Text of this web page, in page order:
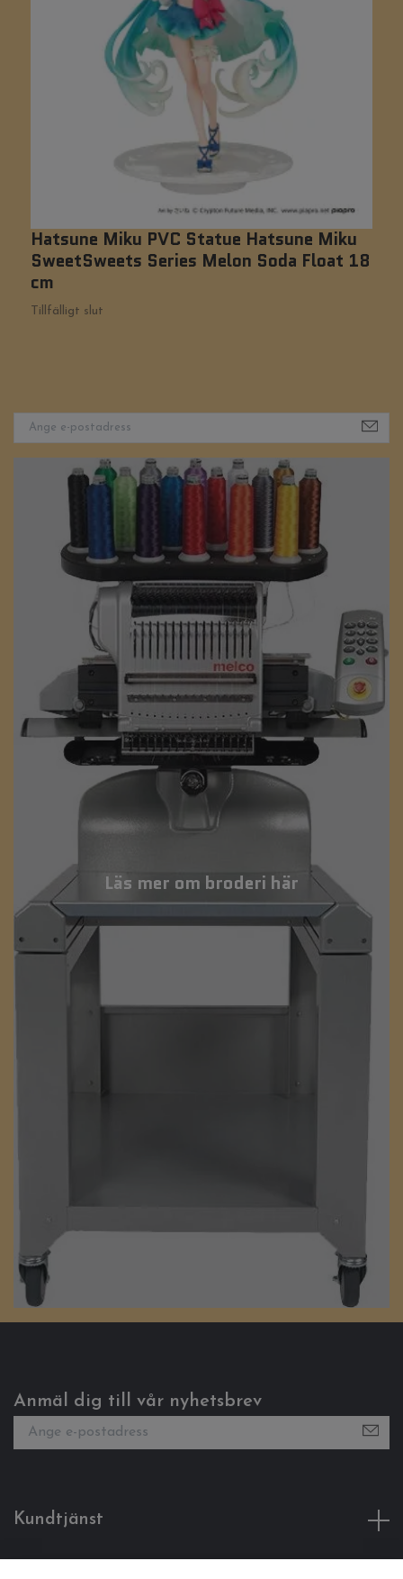
Läs mer om broderi här
Hatsune Miku PVC Statue Hatsune Miku
SweetSweets Series Melon Soda Float 18
cm
Tillfälligt slut
Anmäl dig till vår nyhetsbrev
Kundtjänst